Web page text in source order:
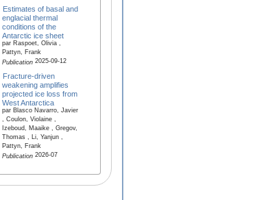
Estimates of basal and
englacial thermal
conditions of the
Antarctic ice sheet
par Raspoet, Olivia ,
Pattyn, Frank
Publication2025-09-12
Fracture-driven
weakening amplifies
projected ice loss from
West Antarctica
par Blasco Navarro, Javier
, Coulon, Violaine ,
Izeboud, Maaike , Gregov,
Thomas , Li, Yanjun ,
Pattyn, Frank
Publication2026-07